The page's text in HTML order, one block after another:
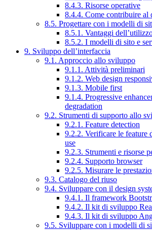
8.4.3. Risorse operative
8.4.4. Come contribuire al
8.5. Progettare con i modelli di
8.5.1. Vantaggi
8.5.2. I modelli di sito e
9. Sviluppo dell’interfaccia
9.1. Approccio allo sviluppo
9.1.1. Attività preliminari
9.1.2. Web design
9.1.3. Mobile first
9.1.4. Progressive
degradation
9.2. Strumenti di supporto allo
9.2.1. Feature detection
9.2.2. Verificare le feature
use
9.2.3. Strumenti e risorse
9.2.4. Supporto browser
9.2.5. Misurare le
9.3. Catalogo del riuso
9.4. Sviluppare con il design
9.4.1. Il framework
9.4.2. Il kit di sviluppo
9.4.3. Il kit di sviluppo
9.5. Sviluppare con i modelli di